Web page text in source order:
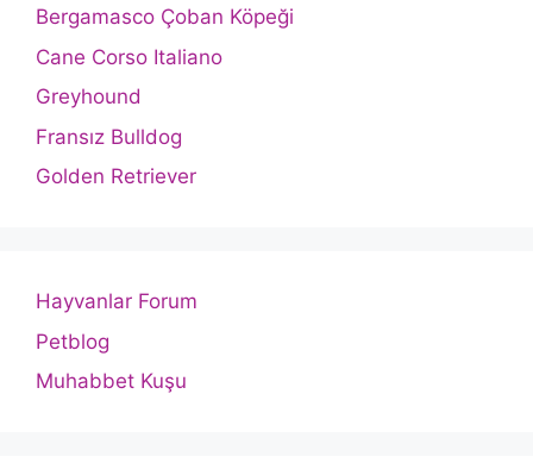
Bergamasco Çoban Köpeği
Cane Corso Italiano
Greyhound
Fransız Bulldog
Golden Retriever
Hayvanlar Forum
Petblog
Muhabbet Kuşu